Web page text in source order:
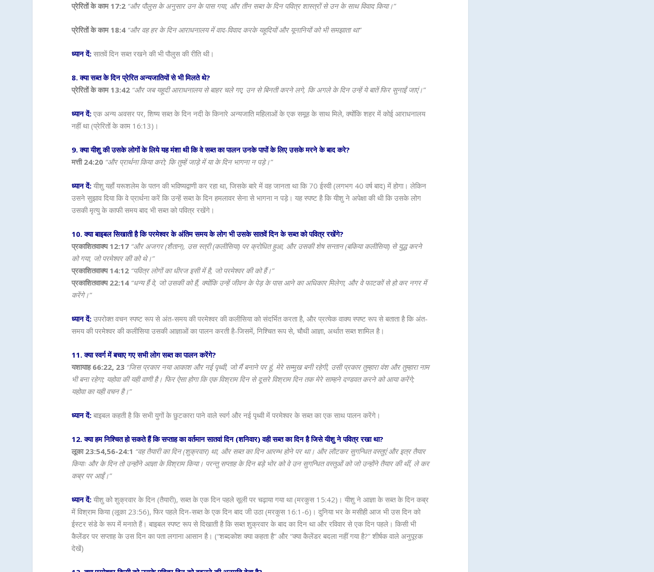
प्रेरितों के काम 17:2 “और पौलुस के अनुसार उन के पास गया, और तीन सब्त के दिन पवित्र शास्त्रों से उन के साथ विवाद किया।”
प्रेरितों के काम 18:4 “और वह हर के दिन आराधनालय में वाद-विवाद करके यहूदियों और यूनानियों को भी समझाता था”
ध्यान दें: सातवें दिन सब्त रखने की भी पौलुस की रीति थी।
8. क्या सब्त के दिन प्रेरित अन्यजातियों से भी मिलते थे?
प्रेरितों के काम 13:42 “और जब यहूदी आराधनालय से बाहर चले गए, उन से बिनती करने लगे, कि अगले के दिन उन्हें ये बातें फिर सुनाईं जाएं।”
ध्यान दें: एक अन्य अवसर पर, शिष्य सब्त के दिन नदी के किनारे अन्यजाति महिलाओं के एक समूह के साथ मिले, क्योंकि शहर में कोई आराधनालय
नहीं था (प्रेरितों के काम 16:13)।
9. क्या यीशु की उसके लोगों के लिये यह मंशा थी कि वे सब्त का पालन उनके पापों के लिए उसके मरने के बाद करे?
मत्ती 24:20 “और प्रार्थना किया करो; कि तुम्हें जाड़े में या के दिन भागना न पड़े।”
ध्यान दें: यीशु यहाँ यरूशलेम के पतन की भविष्यद्वाणी कर रहा था, जिसके बारे में वह जानता था कि 70 ईस्वी (लगभग 40 वर्ष बाद) में होगा। लेकिन
उसने सुझाव दिया कि वे प्रार्थना करें कि उन्हें सब्त के दिन हमलावर सेना से भागना न पड़े। यह स्पष्ट है कि यीशु ने अपेक्षा की थी कि उसके लोग
उसकी मृत्यु के काफी समय बाद भी सब्त को पवित्र रखेंगे।
10. क्या बाइबल सिखाती है कि परमेश्वर के अंतिम समय के लोग भी उसके सातवें दिन के सब्त को पवित्र रखेंगे?
प्रकाशितवाक्य 12:17 “और अजगर (शैतान), उस स्त्री (कलीसिया) पर क्रोधित हुआ, और उसकी शेष सन्तान (बकिया कलीसिया) से युद्ध करने
को गया, जो परमेश्वर की को थे।”
प्रकाशितवाक्य 14:12 “पवित्र लोगों का धीरज इसी में है, जो परमेश्वर की को हैं।”
प्रकाशितवाक्य 22:14 “धन्य हैं वे, जो उसकी को हैं, क्योंकि उन्हें जीवन के पेड़ के पास आने का अधिकार मिलेगा, और वे फाटकों से हो कर नगर में
करेंगे।”
ध्यान दें: उपरोक्त वचन स्पष्ट रूप से अंत-समय की परमेश्वर की कलीसिया को संदर्भित करता है, और प्रत्येक वाक्य स्पष्ट रूप से बताता है कि अंत-
समय की परमेश्वर की कलीसिया उसकी आज्ञाओं का पालन करती है-जिसमें, निश्चित रूप से, चौथी आज्ञा, अर्थात सब्त शामिल है।
11. क्या स्वर्ग में बचाए गए सभी लोग सब्त का पालन करेंगे?
यशायाह 66:22, 23 “जिस प्रकार नया आकाश और नई पृथ्वी, जो मैं बनाने पर हूं, मेरे सम्मुख बनी रहेगी, उसी प्रकार तुम्हारा वंश और तुम्हारा नाम
भी बना रहेगा; यहोवा की यही वाणी है। फिर ऐसा होगा कि एक विश्राम दिन से दूसरे विश्राम दिन तक मेरे साम्हने दण्डवत करने को आया करेंगे;
यहोवा का यही वचन है।”
ध्यान दें: बाइबल कहती है कि सभी युगों के छुटकारा पाने वाले स्वर्ग और नई पृथ्वी में परमेश्वर के सब्त का एक साथ पालन करेंगे।
12. क्या हम निश्चित हो सकते हैं कि सप्ताह का वर्तमान सातवां दिन (शनिवार) वही सब्त का दिन है जिसे यीशु ने पवित्र रखा था?
लूका 23:54,56-24:1 “वह तैयारी का दिन (शुक्रवार) था, और सब्त का दिन आरम्भ होने पर था। और लौटकर सुगन्धित वस्तुएं और इत्र तैयार
कियाः और के दिन तो उन्होंने आज्ञा के विश्राम किया। परन्तु सप्ताह के दिन बड़े भोर को वे उन सुगन्धित वस्तुओं को जो उन्होंने तैयार की थीं, ले कर
कब्र पर आईं।”
ध्यान दें: यीशु को शुक्रवार के दिन (तैयारी), सब्त के एक दिन पहले सूली पर चढ़ाया गया था (मरकुस 15:42)। यीशु ने आज्ञा के सब्त के दिन कब्र
में विश्राम किया (लूका 23:56), फिर पहले दिन-सब्त के एक दिन बाद जी उठा (मरकुस 16:1-6)। दुनिया भर के मसीही आज भी उस दिन को
ईस्टर संडे के रूप में मनाते हैं। बाइबल स्पष्ट रूप से दिखाती है कि सब्त शुक्रवार के बाद का दिन था और रविवार से एक दिन पहले। किसी भी
कैलेंडर पर सप्ताह के उस दिन का पता लगाना आसान है। (“शब्दकोश क्या कहता है” और “क्या कैलेंडर बदला नहीं गया है?” शीर्षक वाले अनुपूरक
देखें)